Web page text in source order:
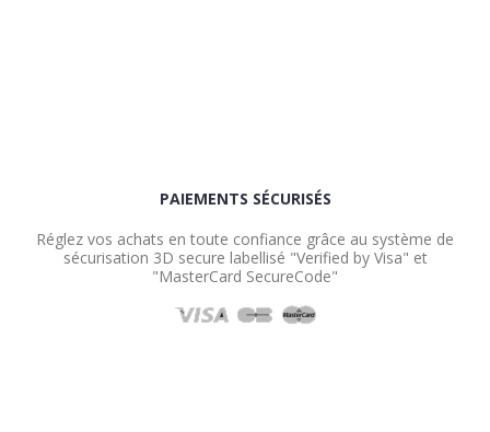
PAIEMENTS SÉCURISÉS
Réglez vos achats en toute confiance grâce au système de
sécurisation 3D secure labellisé "Verified by Visa" et
"MasterCard SecureCode"